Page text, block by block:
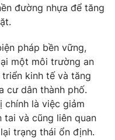
đường nhựa để tăng
pháp bền vững,
một môi trường an
kinh tế và tăng
cư dân thành phố.
chính là việc giảm
và cũng liên quan
trạng thái ổn định.